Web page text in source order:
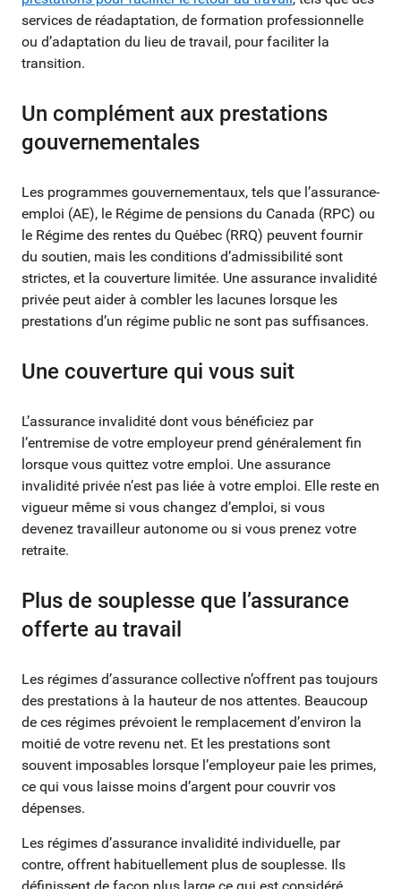
services de réadaptation, de formation professionnelle
ou d’adaptation du lieu de travail, pour faciliter la
transition.
Un complément aux prestations
gouvernementales
Les programmes gouvernementaux, tels que l’assurance-
emploi (AE), le Régime de pensions du Canada (RPC) ou
le Régime des rentes du Québec (RRQ) peuvent fournir
du soutien, mais les conditions d’admissibilité sont
strictes, et la couverture limitée. Une assurance invalidité
privée peut aider à combler les lacunes lorsque les
prestations d’un régime public ne sont pas suffisances.
Une couverture qui vous suit
L’assurance invalidité dont vous bénéficiez par
l’entremise de votre employeur prend généralement fin
lorsque vous quittez votre emploi. Une assurance
invalidité privée n’est pas liée à votre emploi. Elle reste en
vigueur même si vous changez d’emploi, si vous
devenez travailleur autonome ou si vous prenez votre
retraite.
Plus de souplesse que l’assurance
offerte au travail
Les régimes d’assurance collective n’offrent pas toujours
des prestations à la hauteur de nos attentes. Beaucoup
de ces régimes prévoient le remplacement d’environ la
moitié de votre revenu net. Et les prestations sont
souvent imposables lorsque l’employeur paie les primes,
ce qui vous laisse moins d’argent pour couvrir vos
dépenses.
Les régimes d’assurance invalidité individuelle, par
contre, offrent habituellement plus de souplesse. Ils